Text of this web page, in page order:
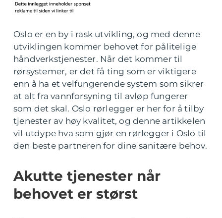
Oslo er en by i rask utvikling, og med denne
utviklingen kommer behovet for pålitelige
håndverkstjenester. Når det kommer til
rørsystemer, er det få ting som er viktigere
enn å ha et velfungerende system som sikrer
at alt fra vannforsyning til avløp fungerer
som det skal. Oslo rørlegger er her for å tilby
tjenester av høy kvalitet, og denne artikkelen
vil utdype hva som gjør en rørlegger i Oslo til
den beste partneren for dine sanitære behov.
Akutte tjenester når
behovet er størst